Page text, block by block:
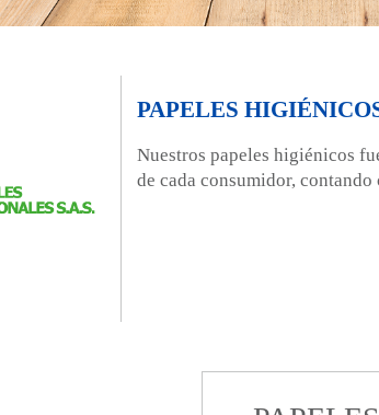
PAPELES
Nuestros papeles higiénicos
de cada consumidor,